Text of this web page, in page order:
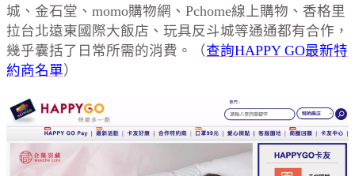
城、金石堂、momo購物網、Pchome線上購物、香格里
拉台北遠東國際大飯店、玩具反斗城等通通都有合作，
幾乎囊括了日常所需的消費。（查詢HAPPY GO最新特
約商名單）